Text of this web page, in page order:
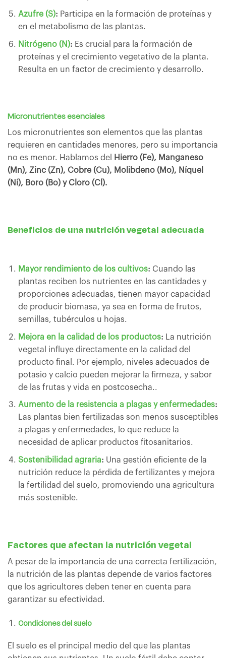
Azufre (S): Participa en la formación de proteínas y
en el metabolismo de las plantas.
Nitrógeno (N): Es crucial para la formación de
proteínas y el crecimiento vegetativo de la planta.
Resulta en un factor de crecimiento y desarrollo.
Micronutrientes esenciales
Los micronutrientes son elementos que las plantas
requieren en cantidades menores, pero su importancia
no es menor. Hablamos del
Hierro (Fe), Manganeso
(Mn), Zinc (Zn), Cobre (Cu), Molibdeno (Mo), Níquel
(Ni), Boro (Bo) y Cloro (Cl).
Beneficios de una nutrición vegetal adecuada
Mayor rendimiento de los cultivos: Cuando las
plantas reciben los nutrientes en las cantidades y
proporciones adecuadas, tienen mayor capacidad
de producir biomasa, ya sea en forma de frutos,
semillas, tubérculos u hojas.
Mejora en la calidad de los productos: La nutrición
vegetal influye directamente en la calidad del
producto final. Por ejemplo, niveles adecuados de
potasio y calcio pueden mejorar la firmeza, y sabor
de las frutas y vida en postcosecha..
Aumento de la resistencia a plagas y enfermedades:
Las plantas bien fertilizadas son menos susceptibles
a plagas y enfermedades, lo que reduce la
necesidad de aplicar productos fitosanitarios.
Sostenibilidad agraria: Una gestión eficiente de la
nutrición reduce la pérdida de fertilizantes y mejora
la fertilidad del suelo, promoviendo una agricultura
más sostenible.
Factores que afectan la nutrición vegetal
A pesar de la importancia de una correcta fertilización,
la nutrición de las plantas depende de varios factores
que los agricultores deben tener en cuenta para
garantizar su efectividad.
Condiciones del suelo
El suelo es el principal medio del que las plantas